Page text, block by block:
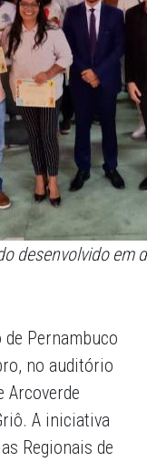
desenvolvido em
Pernambuco
no auditório
Arcoverde
A iniciativa
Regionais de